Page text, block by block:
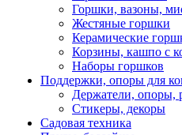
Горшки, вазоны,
Жестяные горшки
Керамические
Корзины, кашпо с
Наборы горшков
Поддержки, опоры для
Держатели, опоры,
Стикеры, декоры
Садовая техника